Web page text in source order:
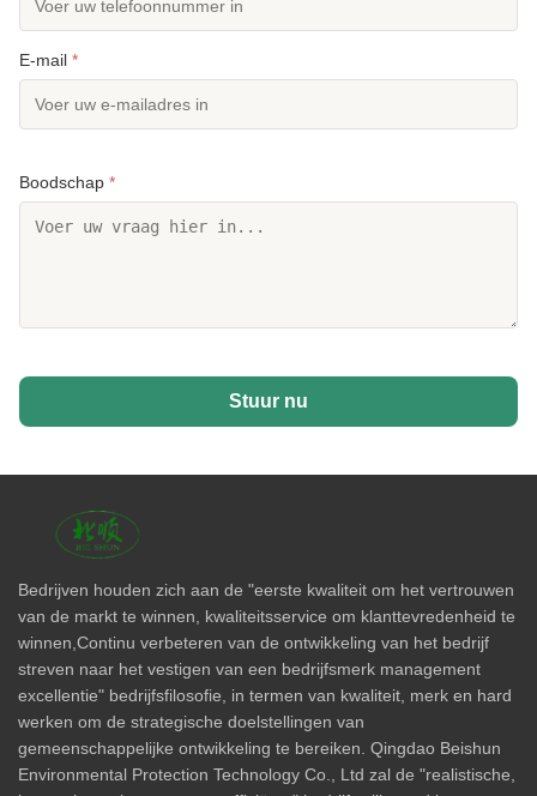
E-mail *
Boodschap *
Stuur nu
Bedrijven houden zich aan de "eerste kwaliteit om het vertrouwen
van de markt te winnen, kwaliteitsservice om klanttevredenheid te
winnen,Continu verbeteren van de ontwikkeling van het bedrijf
streven naar het vestigen van een bedrijfsmerk management
excellentie" bedrijfsfilosofie, in termen van kwaliteit, merk en hard
werken om de strategische doelstellingen van
gemeenschappelijke ontwikkeling te bereiken. Qingdao Beishun
Environmental Protection Technology Co., Ltd zal de "realistische,